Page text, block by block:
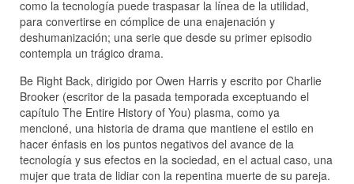
como la tecnología puede traspasar la línea de la utilidad,
para convertirse en cómplice de una enajenación y
deshumanización; una serie que desde su primer episodio
contempla un trágico drama.
Be Right Back, dirigido por Owen Harris y escrito por Charlie
Brooker (escritor de la pasada temporada exceptuando el
capítulo The Entire History of You) plasma, como ya
mencioné, una historia de drama que mantiene el estilo en
hacer énfasis en los puntos negativos del avance de la
tecnología y sus efectos en la sociedad, en el actual caso, una
mujer que trata de lidiar con la repentina muerte de su pareja.